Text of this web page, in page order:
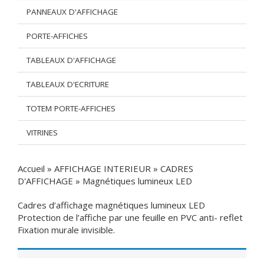
PANNEAUX D'AFFICHAGE
PORTE-AFFICHES
TABLEAUX D'AFFICHAGE
TABLEAUX D'ECRITURE
TOTEM PORTE-AFFICHES
VITRINES
Accueil » AFFICHAGE INTERIEUR » CADRES
D'AFFICHAGE » Magnétiques lumineux LED
Cadres d’affichage magnétiques lumineux LED
Protection de l’affiche par une feuille en PVC anti- reflet
Fixation murale invisible.